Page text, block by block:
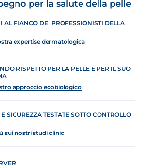
per la salute della pelle
AL FIANCO DEI PROFESSIONISTI DELLA
expertise dermatologica
RISPETTO PER LA PELLE E PER IL SUO
approccio ecobiologico
SICUREZZA TESTATE SOTTO CONTROLLO
sui nostri studi clinici